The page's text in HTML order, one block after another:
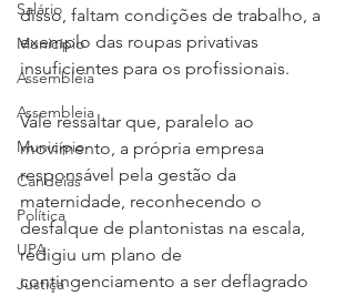
Salário
Município
Assembleia
Assembleia
Município
Candeias
Política
UPA
Justiça
disso, faltam condições de trabalho, a
exemplo das roupas privativas
insuficientes para os profissionais.
Vale ressaltar que, paralelo ao
movimento, a própria empresa
responsável pela gestão da
maternidade, reconhecendo o
desfalque de plantonistas na escala,
redigiu um plano de
contingenciamento a ser deflagrado